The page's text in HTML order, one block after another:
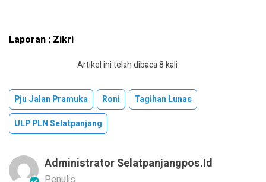
Laporan : Zikri
Artikel ini telah dibaca 8 kali
Pju Jalan Pramuka Roni
Tagihan Lunas
ULP PLN Selatpanjang
Administrator Selatpanjangpos.id